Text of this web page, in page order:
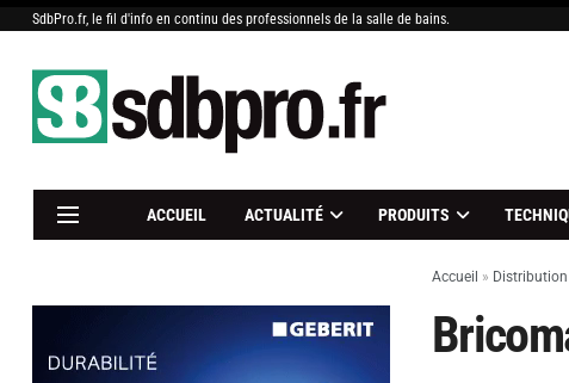
SdbPro.fr, le fil d'info en continu des professionnels de la salle de bains.
ACCUEIL ACTUALITÉ PRODUITS
Accueil » Distribution